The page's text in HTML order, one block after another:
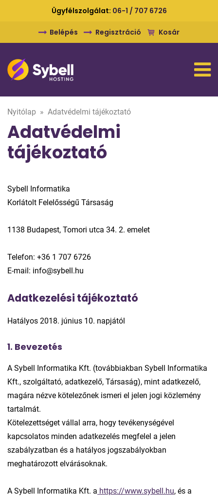
Ügyfélszolgálat: 06-1 / 707 6726
Belépés Regisztráció Kosár
Nyitólap » Adatvédelmi tájékoztató
Adatvédelmi
tájékoztató
Sybell Informatika
Korlátolt Felelősségű Társaság
1138 Budapest, Tomori utca 34. 2. emelet
Telefon: +36 1 707 6726
E-mail: info@sybell.hu
Adatkezelési tájékoztató
Hatályos 2018. június 10. napjától
1. Bevezetés
A Sybell Informatika Kft. (továbbiakban Sybell Informatika
Kft., szolgáltató, adatkezelő, Társaság), mint adatkezelő,
magára nézve kötelezőnek ismeri el jelen jogi közlemény
tartalmát.
Kötelezettséget vállal arra, hogy tevékenységével
kapcsolatos minden adatkezelés megfelel a jelen
szabályzatban és a hatályos jogszabályokban
meghatározott elvárásoknak.
A Sybell Informatika Kft. a https://www.sybell.hu, és a